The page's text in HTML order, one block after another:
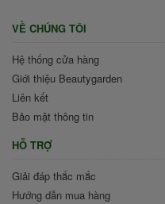
VỀ CHÚNG TÔI
Hệ thống cửa hàng
Giới thiệu Beautygarden
Liên kết
Bảo mật thông tin
HỖ TRỢ
Giải đáp thắc mắc
Hướng dẫn mua hàng